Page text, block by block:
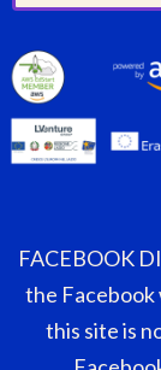
FACEBOOK
the Facebook
this site is